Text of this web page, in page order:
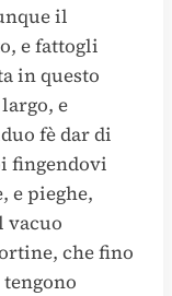
il
e fattogli
in questo
e
fè dar di
fingendovi
e pieghe,
vacuo
che fino